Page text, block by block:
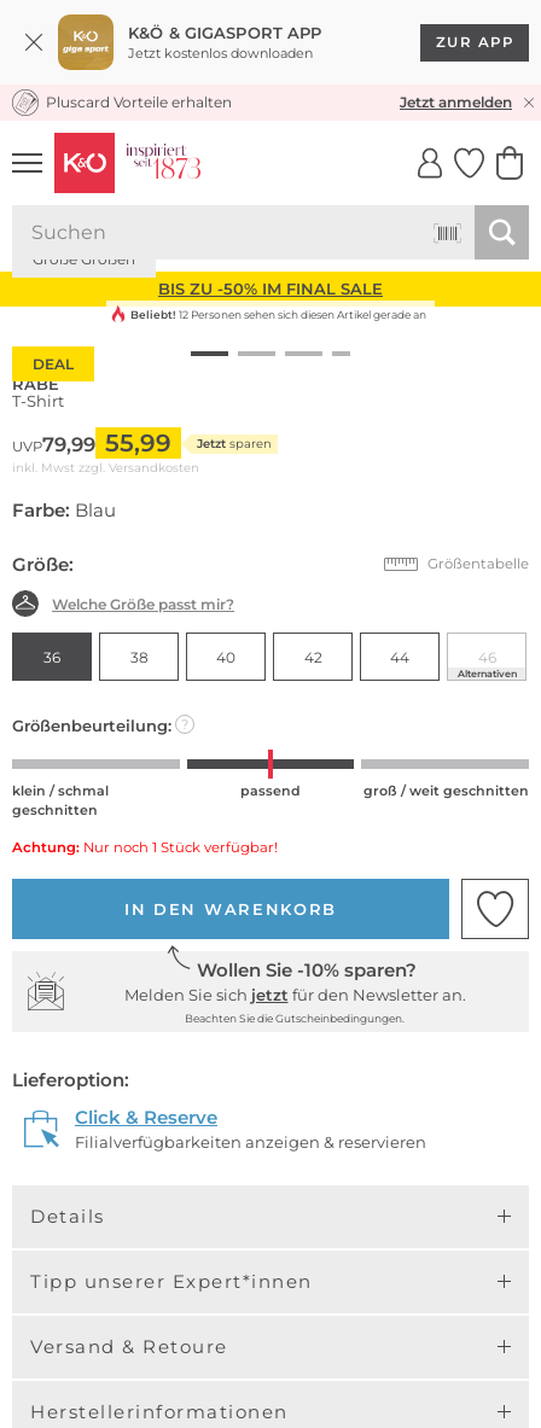
K&Ö & GIGASPORT APP
Jetzt kostenlos downloaden
ZUR APP
KOSTENLOSER VERSAND* & RÜCKVERSAND
Pluscard Vorteile erhalten Jetzt anmelden
UNSERE APP
CLICK &
BIS ZU -50% IM FINAL SALE
DEAL
Große Größen
Beliebt! 12 Personen sehen sich diesen Artikel gerade an
RABE
T-Shirt
UVP79,99 55,99 Jetzt sparen
inkl. Mwst zzgl. Versandkosten
Farbe: Blau
Größe: Größentabelle
Welche Größe passt mir?
36 38 40 42 44 46
Alternativen
Größenbeurteilung: ?
klein / schmal
geschnitten
passend groß / weit geschnitten
Achtung: Nur noch 1 Stück verfügbar!
IN DEN WARENKORB
Wollen Sie -10% sparen?
Melden Sie sich jetzt für den Newsletter an.
Beachten Sie die Gutscheinbedingungen.
Lieferoption:
Click & Reserve
Filialverfügbarkeiten anzeigen & reservieren
Details
Tipp unserer Expert*innen
Versand & Retoure
Herstellerinformationen